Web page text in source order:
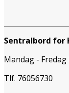
Sentralbord for
Mandag - Fredag
Tlf. 76056730